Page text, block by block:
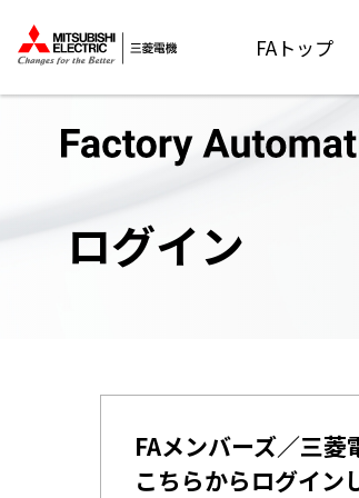
FAトップ
ログイン
FAメンバーズ／三
こちらからログイン